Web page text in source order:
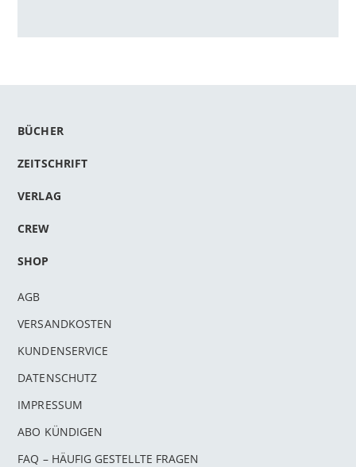
BÜCHER
ZEITSCHRIFT
VERLAG
CREW
SHOP
AGB
VERSANDKOSTEN
KUNDENSERVICE
DATENSCHUTZ
IMPRESSUM
ABO KÜNDIGEN
FAQ – HÄUFIG GESTELLTE FRAGEN